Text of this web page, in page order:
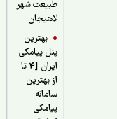
طبیعت شهر
لاهیجان
بهترین
پنل پیامکی
ایران [4 تا
از بهترین
سامانه
پیامکی